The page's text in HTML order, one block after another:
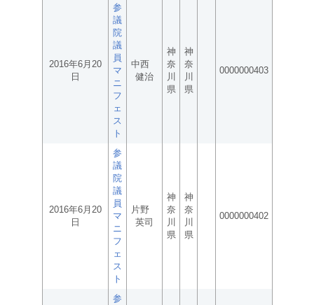
2016年6月20
日
参
議
院
議
員
マ
ニ
フ
ェ
ス
ト
中西
健治
神
奈
川
県
神
奈
川
県
0000000403
2016年6月20
日
参
議
院
議
員
マ
ニ
フ
ェ
ス
ト
片野
英司
神
奈
川
県
神
奈
川
県
0000000402
参